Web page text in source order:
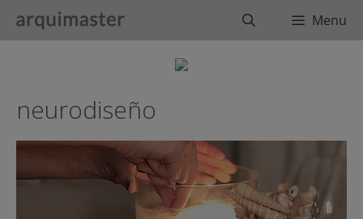
BuscarMenu
neurodiseño